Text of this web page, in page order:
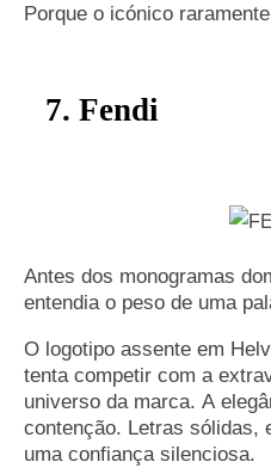
Porque o icónico
7. Fendi
Antes dos monogramas
entendia o peso de uma
O logotipo assente em
tenta competir com a
universo da marca. A
contenção. Letras sólidas,
uma confiança silenciosa.